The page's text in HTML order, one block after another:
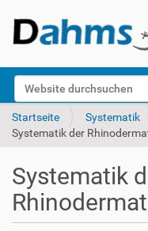
Website durchsuchen
k
Startseite Systematik
Systematik der
Systematik